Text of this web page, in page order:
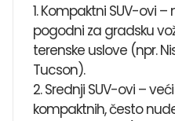
1. Kompaktni SUV-ovi
pogodni za gradsku
terenske uslove (npr.
Tucson).
2. Srednji SUV-ovi –
kompaktnih, često